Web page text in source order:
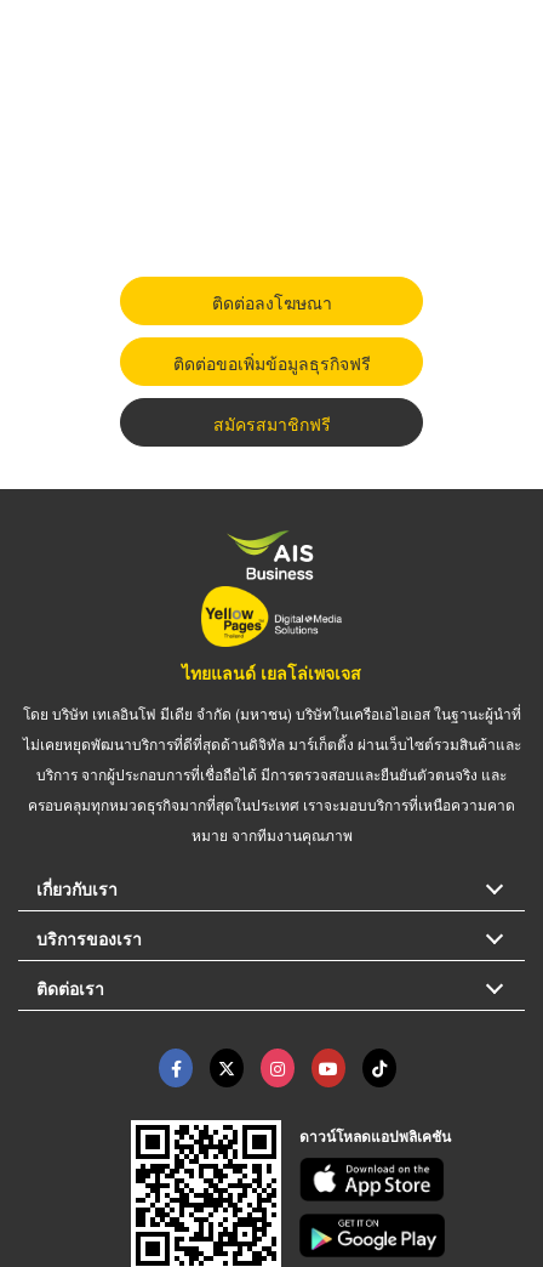
ติดต่อลงโฆษณา
ติดต่อขอเพิ่มข้อมูลธุรกิจฟรี
สมัครสมาชิกฟรี
ไทยแลนด์ เยลโล่เพจเจส
โดย บริษัท เทเลอินโฟ มีเดีย จำกัด (มหาชน) บริษัทในเครือเอไอเอส ในฐานะผู้นำที่
ไม่เคยหยุดพัฒนาบริการที่ดีที่สุดด้านดิจิทัล มาร์เก็ตติ้ง ผ่านเว็บไซต์รวมสินค้าและ
บริการ จากผู้ประกอบการที่เชื่อถือได้ มีการตรวจสอบและยืนยันตัวตนจริง และ
ครอบคลุมทุกหมวดธุรกิจมากที่สุดในประเทศ เราจะมอบบริการที่เหนือความคาด
หมาย จากทีมงานคุณภาพ
เกี่ยวกับเรา
บริการของเรา
ติดต่อเรา
ดาวน์โหลดแอปพลิเคชัน